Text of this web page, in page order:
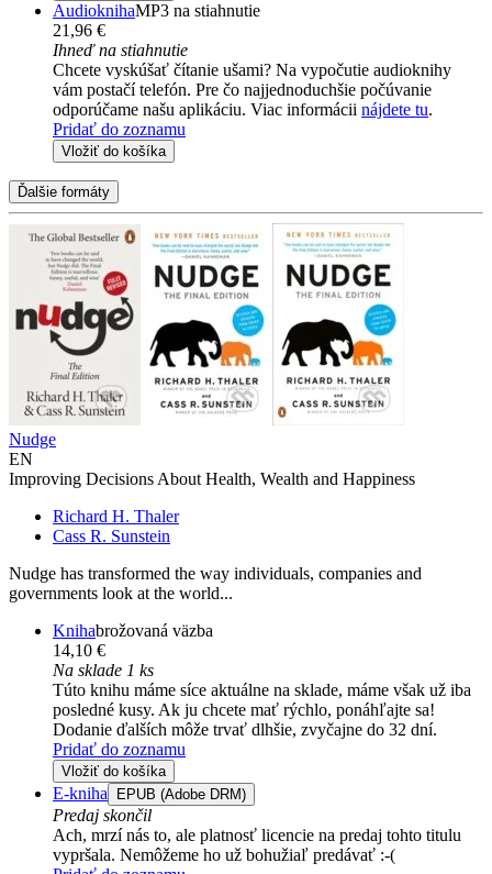
AudioknihaMP3 na stiahnutie
21,96 €
Ihneď na stiahnutie
Chcete vyskúšať čítanie ušami? Na vypočutie audioknihy
vám postačí telefón. Pre čo najjednoduchšie počúvanie
odporúčame našu aplikáciu. Viac informácii nájdete tu.
Pridať do zoznamu
Vložiť do košíka
Ďalšie formáty
Nudge
EN
Improving Decisions About Health, Wealth and Happiness
Richard H. Thaler
Cass R. Sunstein
Nudge has transformed the way individuals, companies and
governments look at the world...
Knihabrožovaná väzba
14,10 €
Na sklade 1 ks
Túto knihu máme síce aktuálne na sklade, máme však už iba
posledné kusy. Ak ju chcete mať rýchlo, ponáhľajte sa!
Dodanie ďalších môže trvať dlhšie, zvyčajne do 32 dní.
Pridať do zoznamu
Vložiť do košíka
E-kniha EPUB (Adobe DRM)
Predaj skončil
Ach, mrzí nás to, ale platnosť licencie na predaj tohto titulu
vypršala. Nemôžeme ho už bohužiaľ predávať :-(